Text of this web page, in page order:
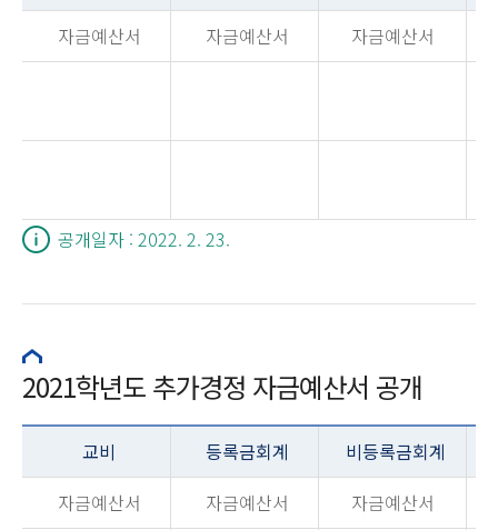
자금예산서
자금예산서 자금예산서
공개일자 : 2022. 2. 23.
2021학년도 추가경정 자금예산서 공개
교비 등록금회계
비등록금회계
자금예산서
자금예산서 자금예산서